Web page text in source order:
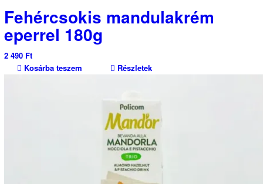
Fehércsokis mandulakrém
eperrel 180g
2 490 Ft
Kosárba teszem
Részletek